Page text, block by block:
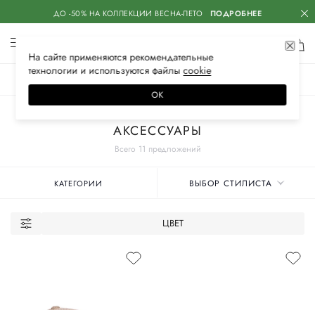
ДО -50% НА КОЛЛЕКЦИИ ВЕСНА-ЛЕТО ПОДРОБНЕЕ
Всего 11 предложений
АКСЕССУАРЫ
КАТЕГОРИИ ВЫБОР СТИЛИСТА
ЦВЕТ
На сайте применяются рекомендательные
технологии и используются файлысооkiе
ОК